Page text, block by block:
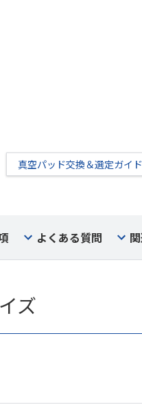
真空パッド交換＆選定ガイド
よくある質問
ズ